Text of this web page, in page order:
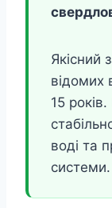
Якісний
відомих
15
воді та
системи.